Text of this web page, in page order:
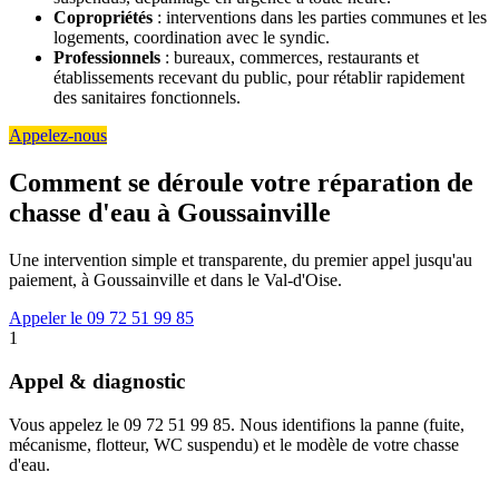
Copropriétés : interventions dans les parties communes et les
logements, coordination avec le syndic.
Professionnels : bureaux, commerces, restaurants et
établissements recevant du public, pour rétablir rapidement
des sanitaires fonctionnels.
Appelez-nous
Comment se déroule votre réparation de
chasse d'eau à Goussainville
Une intervention simple et transparente, du premier appel jusqu'au
paiement, à Goussainville et dans le Val-d'Oise.
Appeler le 09 72 51 99 85
1
Appel & diagnostic
Vous appelez le 09 72 51 99 85. Nous identifions la panne (fuite,
mécanisme, flotteur, WC suspendu) et le modèle de votre chasse
d'eau.